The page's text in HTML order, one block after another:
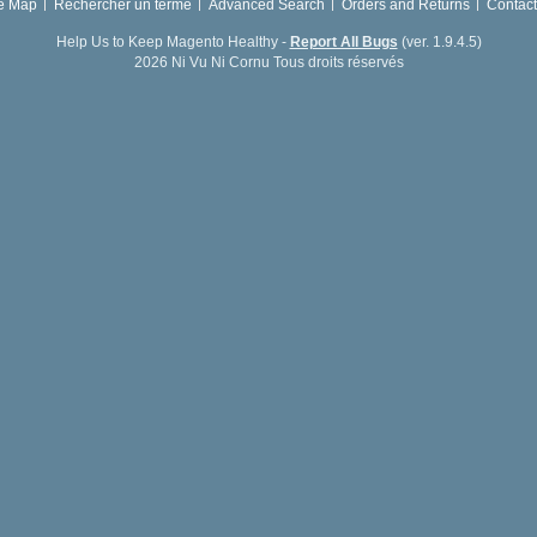
Map Rechercher un terme Advanced Search Orders and Returns
Help Us to Keep Magento Healthy - Report All Bugs (ver. 1.9.4.5)
2026 Ni Vu Ni Cornu Tous droits réservés